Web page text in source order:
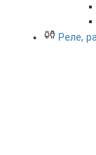
Реле,